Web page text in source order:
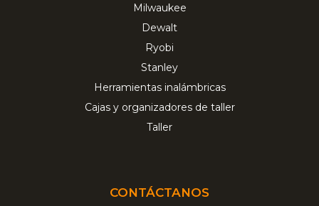
Milwaukee
Dewalt
Ryobi
Stanley
Herramientas inalámbricas
Cajas y organizadores de taller
Taller
CONTÁCTANOS